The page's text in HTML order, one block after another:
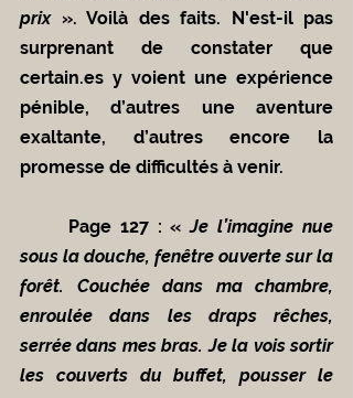
prix ». Voilà des faits. N'est-il pas
surprenant de constater que
certain.es y voient une expérience
pénible, d’autres une aventure
exaltante, d’autres encore la
promesse de difficultés à venir.
	Page 127 : «
Je l’imagine nue
sous la douche, fenêtre ouverte sur la
forêt. Couchée dans ma chambre,
enroulée dans les draps rêches,
serrée dans mes bras. Je la vois sortir
les couverts du buffet, pousser le